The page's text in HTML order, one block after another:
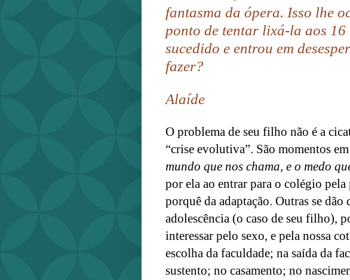
fantasma da ópera. Isso lhe
ponto de tentar lixá-la aos
sucedido e entrou em
fazer?
Alaíde
O problema de seu filho não é a
“crise evolutiva”. São momentos
mundo que nos chama, e o medo
por ela ao entrar para o colégio
porquê da adaptação. Outras se dão
adolescência (o caso de seu filho),
interessar pelo sexo, e pela nossa
escolha da faculdade; na saída da
sustento; no casamento; no